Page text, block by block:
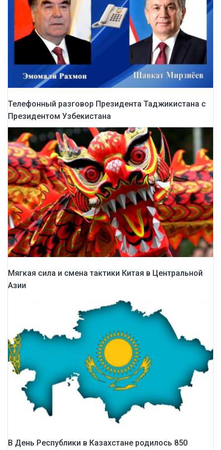
Телефонный разговор Президента Таджикистана с
Президентом Узбекистана
Мягкая сила и смена тактики Китая в Центральной
Азии
В День Республики в Казахстане родилось 850